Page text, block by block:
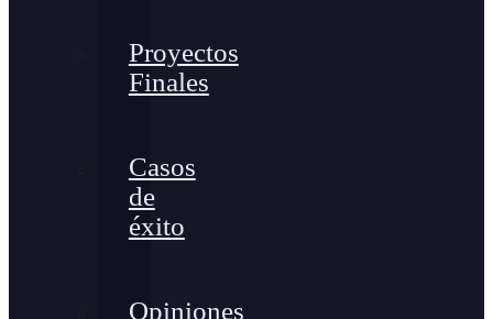
Proyectos
Finales
Casos
de
éxito
Opiniones